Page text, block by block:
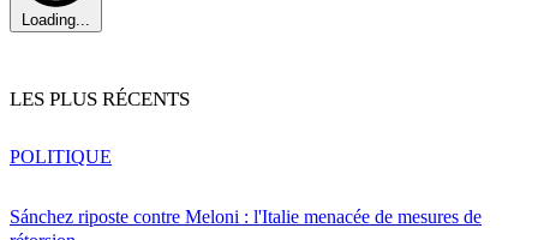
Loading...
LES PLUS RÉCENTS
Sánchez riposte contre Meloni : l'Italie menacée de mesures de
POLITIQUE